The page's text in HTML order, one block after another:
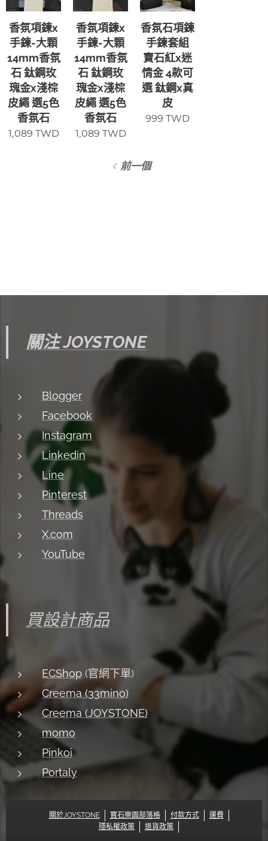
香氛項鍊x
手鍊-大顆
14mm香氛
石 鈦鋼玫
瑰金x淺棕
皮繩 選5色
香氛石
1,089 TWD
香氛項鍊x
手鍊-大顆
14mm香氛
石 鈦鋼玫
瑰金x淺棕
皮繩 選5色
香氛石
1,089 TWD
香氛石項鍊
手鍊套組
寶石紅x迷
情金 4款可
選 鈦鋼x真
皮
999 TWD
前一個
關注 JOYSTONE
Blogger
Facebook
Instagram
Linkedin
Line
Pinterest
Threads
X.com
YouTube
買設計商品
ECShop (官網下單)
Creema (33mino)
Creema (JOYSTONE)
momo
Pinkoi
Portaly
關於JOYSTONE 寶石樂園部落格 付款方式
運費
隱私權政策
退貨政策